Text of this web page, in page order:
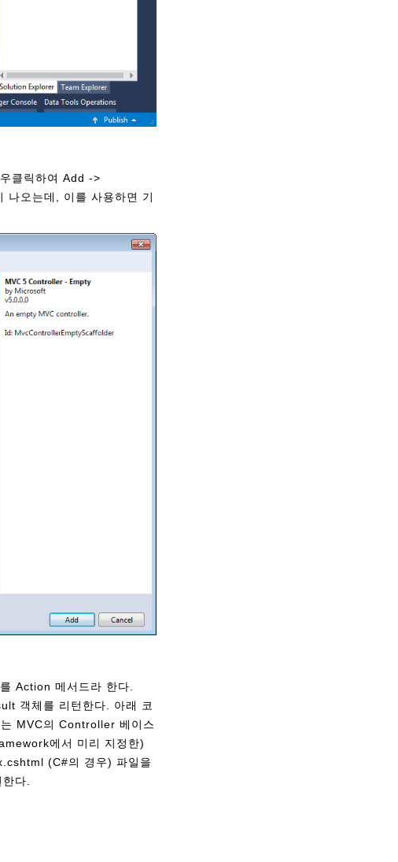
클릭하여 Add ->
나오는데, 이를 사용하면 기
Action 메서드라 한다.
객체를 리턴한다. 아래 코
MVC의 Controller 베이스
에서 미리 지정한)
(C#의 경우) 파일을
다.